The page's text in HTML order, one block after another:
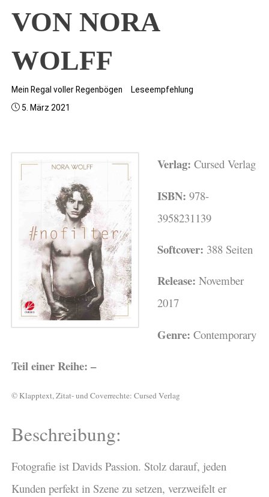
VON NORA
WOLFF
Mein Regal voller Regenbögen
Leseempfehlung
5. März 2021
Verlag: Cursed Verlag
ISBN: 978-
3958231139
Softcover: 388 Seiten
Release: November
2017
Genre: Contemporary
Teil einer Reihe: –
© Klapptext, Zitat- und Coverrechte: Cursed Verlag
Beschreibung:
Fotografie ist Davids Passion. Stolz darauf, jeden
Kunden perfekt in Szene zu setzen, verzweifelt er